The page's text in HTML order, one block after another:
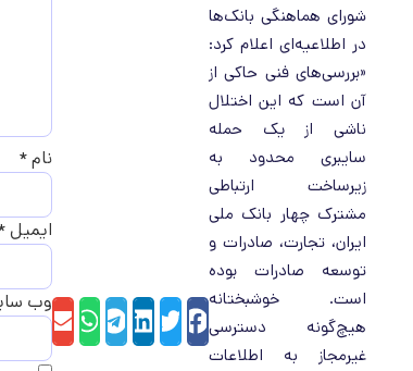
شورای هماهنگی بانک‌ها
در اطلاعیه‌ای اعلام کرد:
«بررسی‌های فنی حاکی از
آن است که این اختلال
ناشی از یک حمله
سایبری محدود به
زیرساخت ارتباطی
مشترک چهار بانک ملی
ایران، تجارت، صادرات و
توسعه صادرات بوده
است. خوشبختانه
هیچ‌گونه دسترسی
غیرمجاز به اطلاعات
Facebook
Twitter
LinkedIn
Telegram
نام*
ایمیل
وب‌